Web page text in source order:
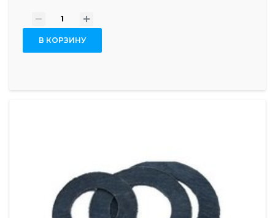
- +
В КОРЗИНУ